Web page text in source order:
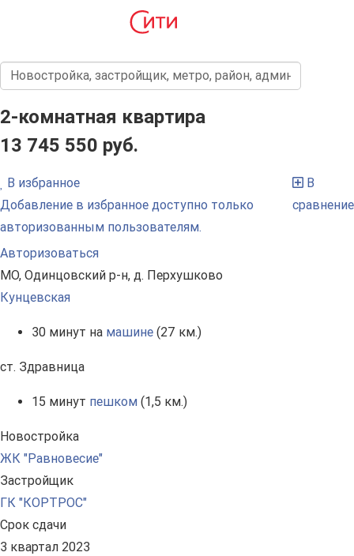
2-комнатная квартира
13 745 550 руб.
В избранное
Добавление в избранное доступно только
авторизованным пользователям.
Авторизоваться
В
сравнение
МО, Одинцовский р-н, д. Перхушково
Кунцевская
30 минут на машине (27 км.)
ст. Здравница
15 минут пешком (1,5 км.)
Новостройка
ЖК "Равновесие"
Застройщик
ГК "КОРТРОС"
Срок сдачи
3 квартал 2023